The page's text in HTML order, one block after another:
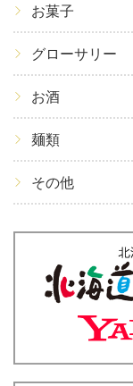
お菓子
グローサリー
お酒
麺類
その他